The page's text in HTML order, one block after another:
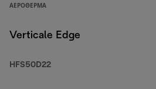
ΑΕΡΌΘΕΡΜΑ
Verticale Edge
HFS50D22